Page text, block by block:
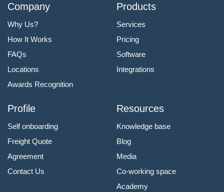
Company
Why Us?
How It Works
FAQs
Locations
Awards Recognition
Products
Services
Pricing
Software
Integrations
Profile
Self onboarding
Freight Quote
Agreement
Contact Us
Resources
Knowledge base
Blog
Media
Co-working space
Academy